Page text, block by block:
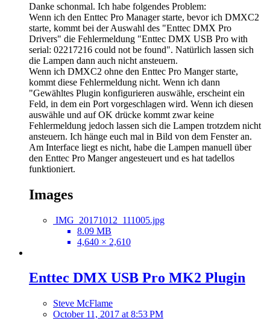
Danke schonmal. Ich habe folgendes Problem:
Wenn ich den Enttec Pro Manager starte, bevor ich DMXC2
starte, kommt bei der Auswahl des "Enttec DMX Pro
Drivers" die Fehlermeldung "Enttec DMX USB Pro with
serial: 02217216 could not be found". Natürlich lassen sich
die Lampen dann auch nicht ansteuern.
Wenn ich DMXC2 ohne den Enttec Pro Manger starte,
kommt diese Fehlermeldung nicht. Wenn ich dann
"Gewähltes Plugin konfigurieren auswähle, erscheint ein
Feld, in dem ein Port vorgeschlagen wird. Wenn ich diesen
auswähle und auf OK drücke kommt zwar keine
Fehlermeldung jedoch lassen sich die Lampen trotzdem nicht
ansteuern. Ich hänge euch mal in Bild von dem Fenster an.
Am Interface liegt es nicht, habe die Lampen manuell über
den Enttec Pro Manger angesteuert und es hat tadellos
funktioniert.
Images
IMG_20171012_111005.jpg
8.09 MB
4,640 × 2,610
Enttec DMX USB Pro MK2 Plugin
Steve McFlame
October 11, 2017 at 8:53 PM